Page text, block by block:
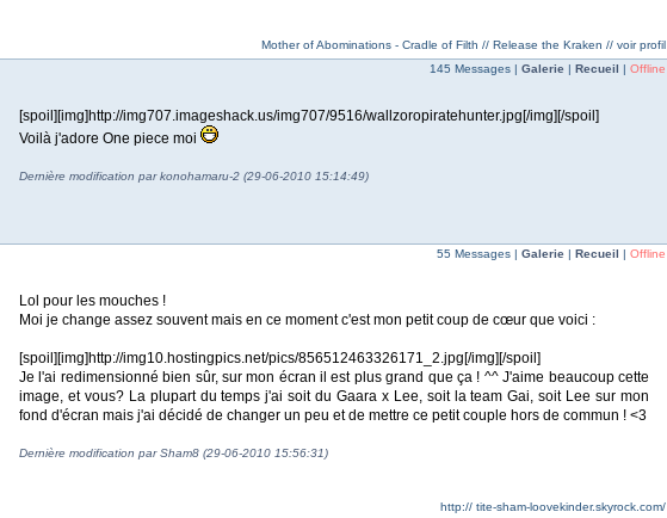
Mother of Abominations - Cradle of Filth // Release the Kraken // voir profil
145 Messages | Galerie | Recueil | Offline
[spoil][img]http://img707.imageshack.us/img707/9516/wallzoropiratehunter.jpg[/img][/spoil]
Voilà j'adore One piece moi
Dernière modification par konohamaru-2 (29-06-2010 15:14:49)
55 Messages | Galerie | Recueil | Offline
Lol pour les mouches !
Moi je change assez souvent mais en ce moment c'est mon petit coup de cœur que voici :
[spoil][img]http://img10.hostingpics.net/pics/856512463326171_2.jpg[/img][/spoil]
Je l'ai redimensionné bien sûr, sur mon écran il est plus grand que ça ! ^^ J'aime beaucoup cette
image, et vous? La plupart du temps j'ai soit du Gaara x Lee, soit la team Gai, soit Lee sur mon
fond d'écran mais j'ai décidé de changer un peu et de mettre ce petit couple hors de commun ! <3
Dernière modification par Sham8 (29-06-2010 15:56:31)
http:// tite-sham-loovekinder.skyrock.com/